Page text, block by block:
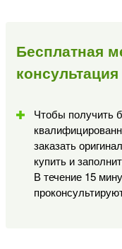
Бесплатная
Чтобы получить
заказать
купить и
В течение 15